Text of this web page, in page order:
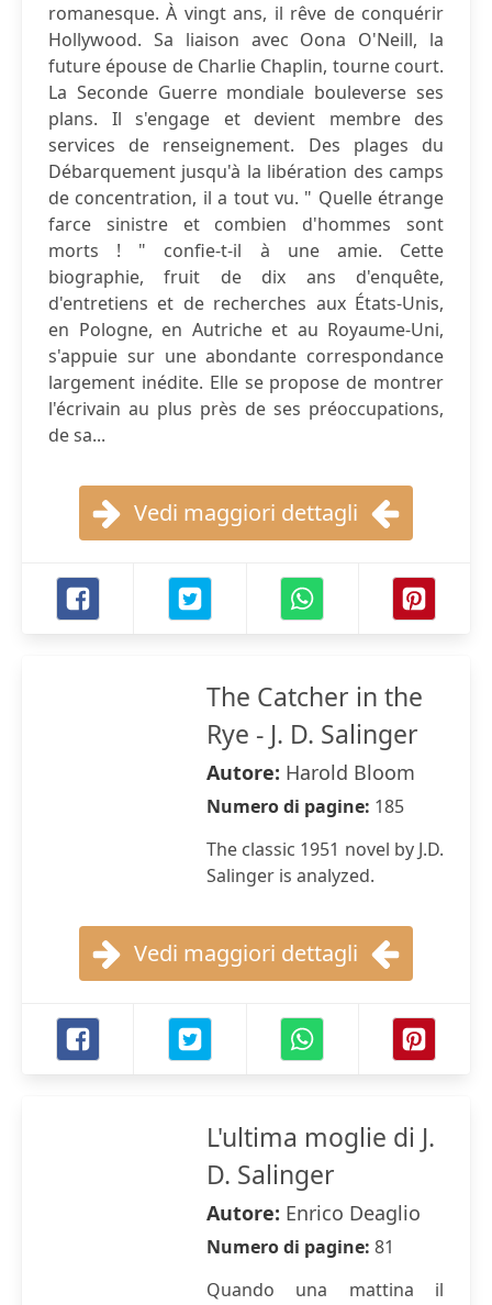
romanesque. À vingt ans, il rêve de conquérir
Hollywood. Sa liaison avec Oona O'Neill, la
future épouse de Charlie Chaplin, tourne court.
La Seconde Guerre mondiale bouleverse ses
plans. Il s'engage et devient membre des
services de renseignement. Des plages du
Débarquement jusqu'à la libération des camps
de concentration, il a tout vu. " Quelle étrange
farce sinistre et combien d'hommes sont
morts ! " confie-t-il à une amie. Cette
biographie, fruit de dix ans d'enquête,
d'entretiens et de recherches aux États-Unis,
en Pologne, en Autriche et au Royaume-Uni,
s'appuie sur une abondante correspondance
largement inédite. Elle se propose de montrer
l'écrivain au plus près de ses préoccupations,
de sa...
Vedi maggiori dettagli
The Catcher in the
Rye - J. D. Salinger
Autore: Harold Bloom
Numero di pagine: 185
The classic 1951 novel by J.D.
Salinger is analyzed.
Vedi maggiori dettagli
L'ultima moglie di J.
D. Salinger
Autore: Enrico Deaglio
Numero di pagine: 81
Quando una mattina il